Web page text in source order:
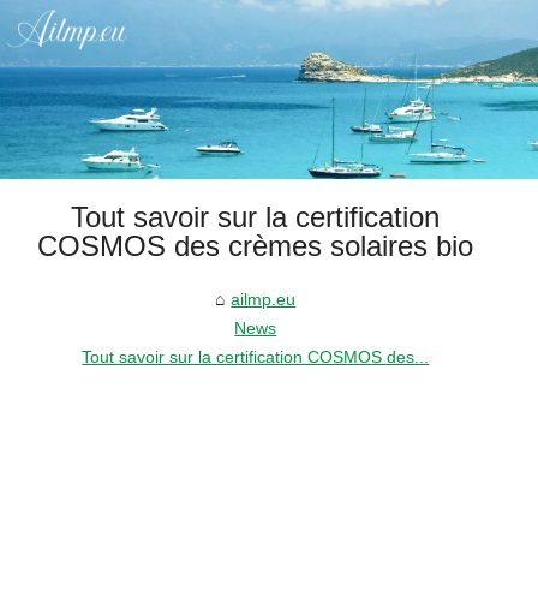
Tout savoir sur la certification
COSMOS des crèmes solaires bio
ailmp.eu
News
Tout savoir sur la certification COSMOS des...